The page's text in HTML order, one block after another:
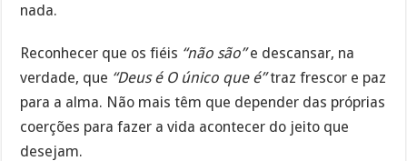
nada.
Reconhecer que os fiéis “não são”e descansar, na
verdade, que “Deus é O único que é”traz frescor e paz
para a alma. Não mais têm que depender das próprias
coerções para fazer a vida acontecer do jeito que
desejam.